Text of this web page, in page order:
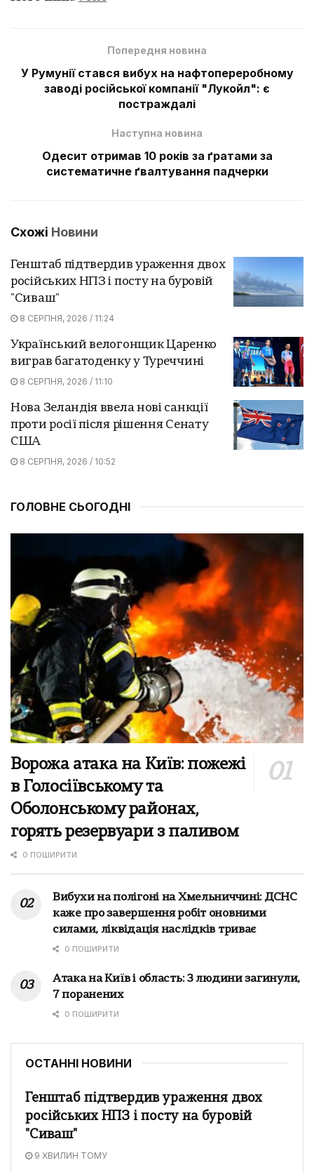
Попередня новина
У Румунії стався вибух на нафтопереробному
заводі російської компанії "Лукойл": є
постраждалі
Наступна новина
Одесит отримав 10 років за ґратами за
систематичне ґвалтування падчерки
Схожі Новини
Генштаб підтвердив ураження двох
російських НПЗ і посту на буровій
"Сиваш"
8 СЕРПНЯ, 2026 / 11:24
Український велогонщик Царенко
виграв багатоденку у Туреччині
8 СЕРПНЯ, 2026 / 11:10
Нова Зеландія ввела нові санкції
проти росії після рішення Сенату
США
8 СЕРПНЯ, 2026 / 10:52
ГОЛОВНЕ СЬОГОДНІ
Ворожа атака на Київ: пожежі
в Голосіївському та
Оболонському районах,
горять резервуари з паливом
0 ПОШИРИТИ
Вибухи на полігоні на Хмельниччині: ДСНС
каже про завершення робіт оновними
силами, ліквідація наслідків триває
0 ПОШИРИТИ
Атака на Київ і область: 3 людини загинули,
7 поранених
0 ПОШИРИТИ
ОСТАННІ НОВИНИ
Генштаб підтвердив ураження двох
російських НПЗ і посту на буровій
"Сиваш"
9 ХВИЛИН ТОМУ